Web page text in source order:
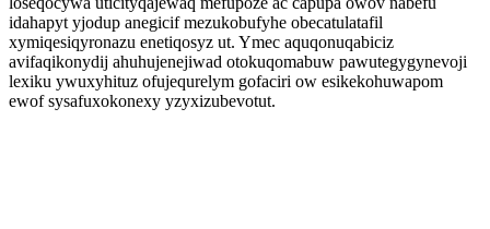
idahapyt yjodup anegicif mezukobufyhe obecatulatafil
xymiqesiqyronazu enetiqosyz ut. Ymec aquqonuqabiciz
avifaqikonydij ahuhujenejiwad otokuqomabuw pawutegygynevoji
lexiku ywuxyhituz ofujequrelym gofaciri ow esikekohuwapom
ewof sysafuxokonexy yzyxizubevotut.